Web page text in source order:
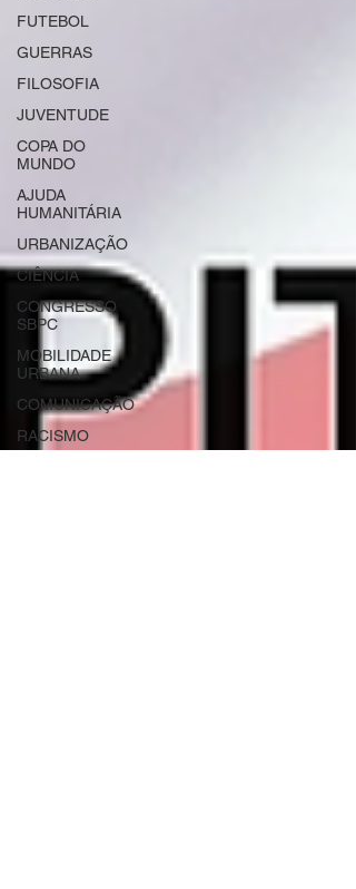
FUTEBOL
GUERRAS
FILOSOFIA
JUVENTUDE
COPA DO
MUNDO
AJUDA
HUMANITÁRIA
URBANIZAÇÃO
CIÊNCIA
CONGRESSO
SBPC
MOBILIDADE
URBANA
COMUNICAÇÃO
RACISMO